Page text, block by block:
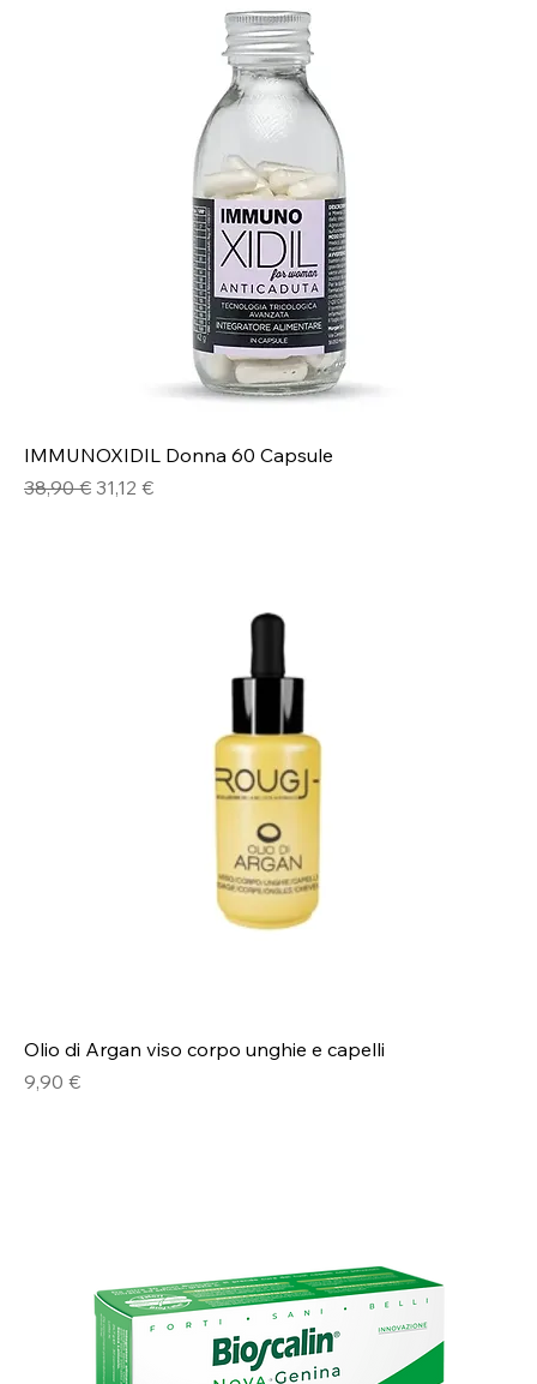
IMMUNOXIDIL Donna 60 Capsule
Prezzo regolare
38,90 € Prezzo scontato
31,12 €
Olio di Argan viso corpo unghie e capelli
Prezzo
9,90 €